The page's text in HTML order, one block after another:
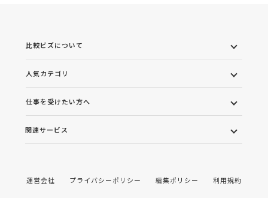
比較ビズについて
人気カテゴリ
仕事を受けたい方へ
関連サービス
運営会社 プライバシーポリシー 編集ポリシー 利用規約